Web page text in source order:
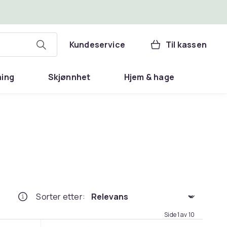
Kundeservice Til kassen
Skjønnhet Hjem & hage
Sorter etter:
Side 1 av 10